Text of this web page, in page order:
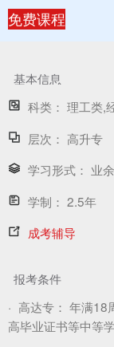
免费课程
基本信息
科类： 理工类,
层次： 高升专
学习形式： 业余
学制： 2.5年
成考辅导
报考条件
· 高达专： 年满18
高毕业证书等中等